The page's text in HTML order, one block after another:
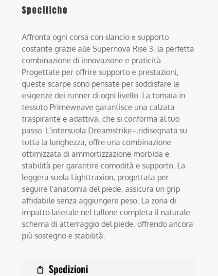
Specifiche
Affronta ogni corsa con slancio e supporto
costante grazie alle Supernova Rise 3, la perfetta
combinazione di innovazione e praticità.
Progettate per offrire supporto e prestazioni,
queste scarpe sono pensate per soddisfare le
esigenze dei runner di ogni livello. La tomaia in
tessuto Primeweave garantisce una calzata
traspirante e adattiva, che si conforma al tuo
passo. L’intersuola Dreamstrike+,ridisegnata su
tutta la lunghezza, offre una combinazione
ottimizzata di ammortizzazione morbida e
stabilità per garantire comodità e supporto. La
leggera suola Lighttraxion, progettata per
seguire l’anatomia del piede, assicura un grip
affidabile senza aggiungere peso. La zona di
impatto laterale nel tallone completa il naturale
schema di atterraggio del piede, offrendo ancora
più sostegno e stabilità.
Spedizioni